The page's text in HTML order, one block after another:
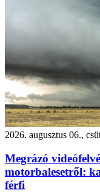
2026. augusztus 06.,
Megrázó
motorbalesetről:
férfi